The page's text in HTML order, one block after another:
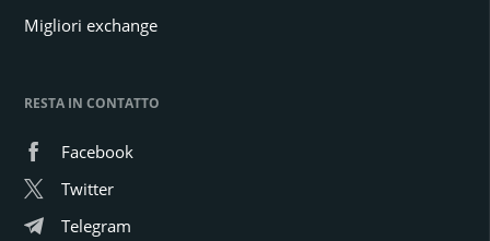
Migliori exchange
RESTA IN CONTATTO
Facebook
Twitter
Telegram